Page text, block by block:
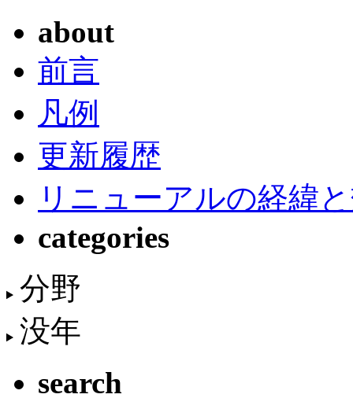
about
前言
凡例
更新履歴
リニューアルの経緯
categories
分野
没年
search